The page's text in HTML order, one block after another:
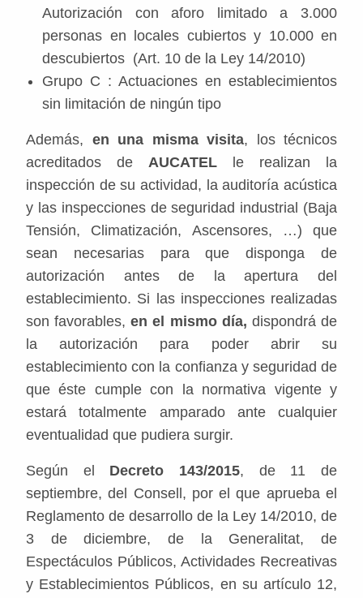
Autorización con aforo limitado a 3.000
personas en locales cubiertos y 10.000 en
descubiertos (Art. 10 de la Ley 14/2010)
Grupo C : Actuaciones en establecimientos
sin limitación de ningún tipo
Además, en una misma visita, los técnicos
acreditados de AUCATEL le realizan la
inspección de su actividad, la auditoría acústica
y las inspecciones de seguridad industrial (Baja
Tensión, Climatización, Ascensores, …) que
sean necesarias para que disponga de
autorización antes de la apertura del
establecimiento. Si las inspecciones realizadas
son favorables,en el mismo día, dispondrá de
la autorización para poder abrir su
establecimiento con la confianza y seguridad de
que éste cumple con la normativa vigente y
estará totalmente amparado ante cualquier
eventualidad que pudiera surgir.
Según el Decreto 143/2015, de 11 de
septiembre, del Consell, por el que aprueba el
Reglamento de desarrollo de la Ley 14/2010, de
3 de diciembre, de la Generalitat, de
Espectáculos Públicos, Actividades Recreativas
y Establecimientos Públicos, en su artículo 12,